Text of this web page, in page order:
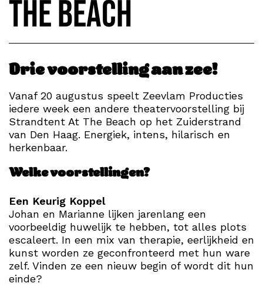
The Beach
Drie voorstelling aan zee!
Vanaf 20 augustus speelt Zeevlam Producties
iedere week een andere theatervoorstelling bij
Strandtent At The Beach op het Zuiderstrand
van Den Haag. Energiek, intens, hilarisch en
herkenbaar.
Welke voorstellingen?
Een Keurig Koppel
Johan en Marianne lijken jarenlang een
voorbeeldig huwelijk te hebben, tot alles plots
escaleert. In een mix van therapie, eerlijkheid en
kunst worden ze geconfronteerd met hun ware
zelf. Vinden ze een nieuw begin of wordt dit hun
einde?